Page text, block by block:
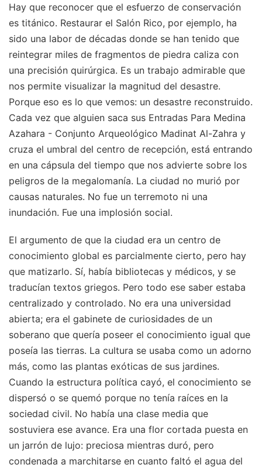
Hay que reconocer que el esfuerzo de conservación
es titánico. Restaurar el Salón Rico, por ejemplo, ha
sido una labor de décadas donde se han tenido que
reintegrar miles de fragmentos de piedra caliza con
una precisión quirúrgica. Es un trabajo admirable que
nos permite visualizar la magnitud del desastre.
Porque eso es lo que vemos: un desastre reconstruido.
Cada vez que alguien saca sus Entradas Para Medina
Azahara - Conjunto Arqueológico Madinat Al-Zahra y
cruza el umbral del centro de recepción, está entrando
en una cápsula del tiempo que nos advierte sobre los
peligros de la megalomanía. La ciudad no murió por
causas naturales. No fue un terremoto ni una
inundación. Fue una implosión social.
El argumento de que la ciudad era un centro de
conocimiento global es parcialmente cierto, pero hay
que matizarlo. Sí, había bibliotecas y médicos, y se
traducían textos griegos. Pero todo ese saber estaba
centralizado y controlado. No era una universidad
abierta; era el gabinete de curiosidades de un
soberano que quería poseer el conocimiento igual que
poseía las tierras. La cultura se usaba como un adorno
más, como las plantas exóticas de sus jardines.
Cuando la estructura política cayó, el conocimiento se
dispersó o se quemó porque no tenía raíces en la
sociedad civil. No había una clase media que
sostuviera ese avance. Era una flor cortada puesta en
un jarrón de lujo: preciosa mientras duró, pero
condenada a marchitarse en cuanto faltó el agua del